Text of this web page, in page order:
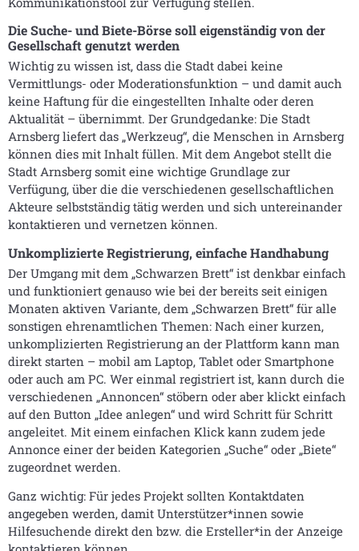
Die Suche- und Biete-Börse soll eigenständig von der
Gesellschaft genutzt werden
Wichtig zu wissen ist, dass die Stadt dabei keine
Vermittlungs- oder Moderationsfunktion – und damit auch
keine Haftung für die eingestellten Inhalte oder deren
Aktualität – übernimmt. Der Grundgedanke: Die Stadt
Arnsberg liefert das „Werkzeug“, die Menschen in Arnsberg
können dies mit Inhalt füllen. Mit dem Angebot stellt die
Stadt Arnsberg somit eine wichtige Grundlage zur
Verfügung, über die die verschiedenen gesellschaftlichen
Akteure selbstständig tätig werden und sich untereinander
kontaktieren und vernetzen können.
Unkomplizierte Registrierung, einfache Handhabung
Der Umgang mit dem „Schwarzen Brett“ ist denkbar einfach
und funktioniert genauso wie bei der bereits seit einigen
Monaten aktiven Variante, dem „Schwarzen Brett“ für alle
sonstigen ehrenamtlichen Themen: Nach einer kurzen,
unkomplizierten Registrierung an der Plattform kann man
direkt starten – mobil am Laptop, Tablet oder Smartphone
oder auch am PC. Wer einmal registriert ist, kann durch die
verschiedenen „Annoncen“ stöbern oder aber klickt einfach
auf den Button „Idee anlegen“ und wird Schritt für Schritt
angeleitet. Mit einem einfachen Klick kann zudem jede
Annonce einer der beiden Kategorien „Suche“ oder „Biete“
zugeordnet werden.
Ganz wichtig: Für jedes Projekt sollten Kontaktdaten
angegeben werden, damit Unterstützer*innen sowie
Hilfesuchende direkt den bzw. die Ersteller*in der Anzeige